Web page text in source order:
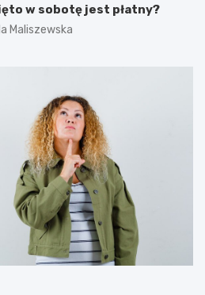
w sobotę jest płatny?
Maliszewska